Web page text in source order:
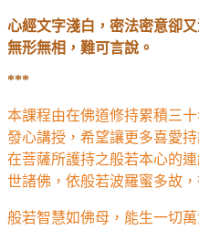
心經文字淺白，密法密意卻
無形無相，難可言說。
***
本課程由在佛道修持累積三
發心講授，希望讓更多喜愛
在菩薩所護持之般若本心的
世諸佛，依般若波羅蜜多故
般若智慧如佛母，能生一切